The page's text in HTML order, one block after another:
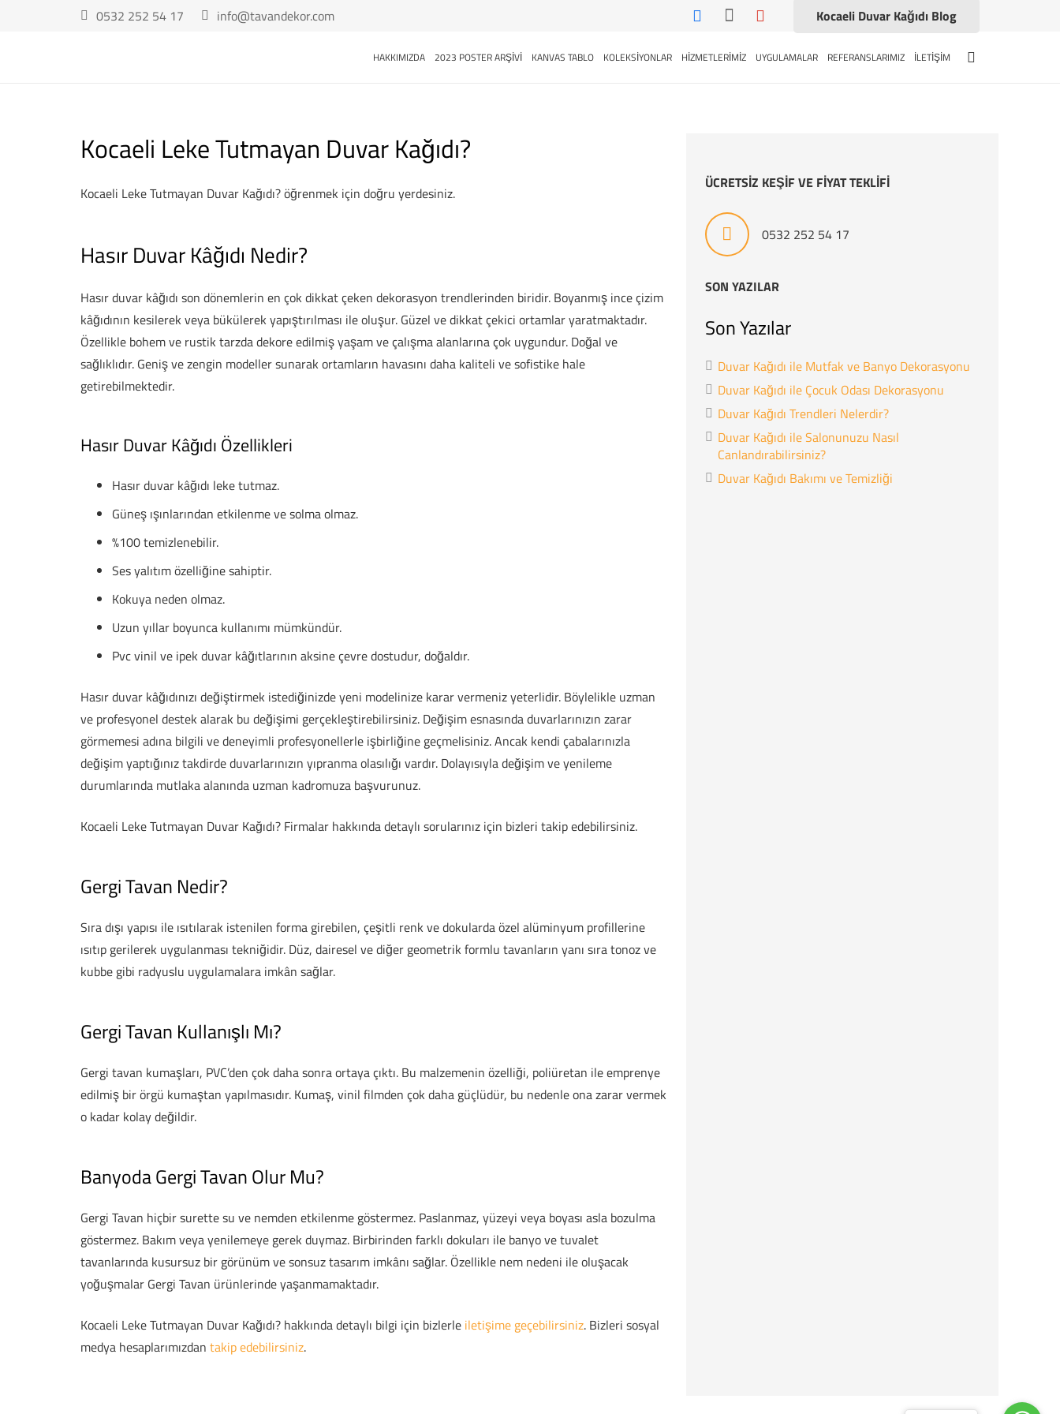
0532 252 54 17 info@tavandekor.com Kocaeli Duvar Kağıdı Blog
HAKKIMIZDA 2023 POSTER ARŞİVİ KANVAS TABLO KOLEKSİYONLAR HİZMETLERİMİZ UYGULAMALAR REFERANSLARIMIZ İLETİŞİM
Kocaeli Leke Tutmayan Duvar Kağıdı?
Kocaeli Leke Tutmayan Duvar Kağıdı? öğrenmek için doğru yerdesiniz.
Hasır Duvar Kâğıdı Nedir?
Hasır duvar kâğıdı son dönemlerin en çok dikkat çeken dekorasyon trendlerinden biridir. Boyanmış ince çizim
kâğıdının kesilerek veya bükülerek yapıştırılması ile oluşur. Güzel ve dikkat çekici ortamlar yaratmaktadır.
Özellikle bohem ve rustik tarzda dekore edilmiş yaşam ve çalışma alanlarına çok uygundur. Doğal ve
sağlıklıdır. Geniş ve zengin modeller sunarak ortamların havasını daha kaliteli ve sofistike hale
getirebilmektedir.
Hasır Duvar Kâğıdı Özellikleri
Hasır duvar kâğıdı leke tutmaz.
Güneş ışınlarından etkilenme ve solma olmaz.
%100 temizlenebilir.
Ses yalıtım özelliğine sahiptir.
Kokuya neden olmaz.
Uzun yıllar boyunca kullanımı mümkündür.
Pvc vinil ve ipek duvar kâğıtlarının aksine çevre dostudur, doğaldır.
Hasır duvar kâğıdınızı değiştirmek istediğinizde yeni modelinize karar vermeniz yeterlidir. Böylelikle uzman
ve profesyonel destek alarak bu değişimi gerçekleştirebilirsiniz. Değişim esnasında duvarlarınızın zarar
görmemesi adına bilgili ve deneyimli profesyonellerle işbirliğine geçmelisiniz. Ancak kendi çabalarınızla
değişim yaptığınız takdirde duvarlarınızın yıpranma olasılığı vardır. Dolayısıyla değişim ve yenileme
durumlarında mutlaka alanında uzman kadromuza başvurunuz.
Kocaeli Leke Tutmayan Duvar Kağıdı? Firmalar hakkında detaylı sorularınız için bizleri takip edebilirsiniz.
Gergi Tavan Nedir?
Sıra dışı yapısı ile ısıtılarak istenilen forma girebilen, çeşitli renk ve dokularda özel alüminyum profillerine
ısıtıp gerilerek uygulanması tekniğidir. Düz, dairesel ve diğer geometrik formlu tavanların yanı sıra tonoz ve
kubbe gibi radyuslu uygulamalara imkân sağlar.
Gergi Tavan Kullanışlı Mı?
Gergi tavan kumaşları, PVC’den çok daha sonra ortaya çıktı. Bu malzemenin özelliği, poliüretan ile emprenye
edilmiş bir örgü kumaştan yapılmasıdır. Kumaş, vinil filmden çok daha güçlüdür, bu nedenle ona zarar vermek
o kadar kolay değildir.
Banyoda Gergi Tavan Olur Mu?
Gergi Tavan hiçbir surette su ve nemden etkilenme göstermez. Paslanmaz, yüzeyi veya boyası asla bozulma
göstermez. Bakım veya yenilemeye gerek duymaz. Birbirinden farklı dokuları ile banyo ve tuvalet
tavanlarında kusursuz bir görünüm ve sonsuz tasarım imkânı sağlar. Özellikle nem nedeni ile oluşacak
yoğuşmalar Gergi Tavan ürünlerinde yaşanmamaktadır.
Kocaeli Leke Tutmayan Duvar Kağıdı? hakkında detaylı bilgi için bizlerle iletişime geçebilirsiniz. Bizleri sosyal
medya hesaplarımızdan takip edebilirsiniz.
ÜCRETSİZ KEŞİF VE FİYAT TEKLİFİ
0532 252 54 17
SON YAZILAR
Son Yazılar
Duvar Kağıdı ile Mutfak ve Banyo Dekorasyonu
Duvar Kağıdı ile Çocuk Odası Dekorasyonu
Duvar Kağıdı Trendleri Nelerdir?
Duvar Kağıdı ile Salonunuzu Nasıl
Canlandırabilirsiniz?
Duvar Kağıdı Bakımı ve Temizliği